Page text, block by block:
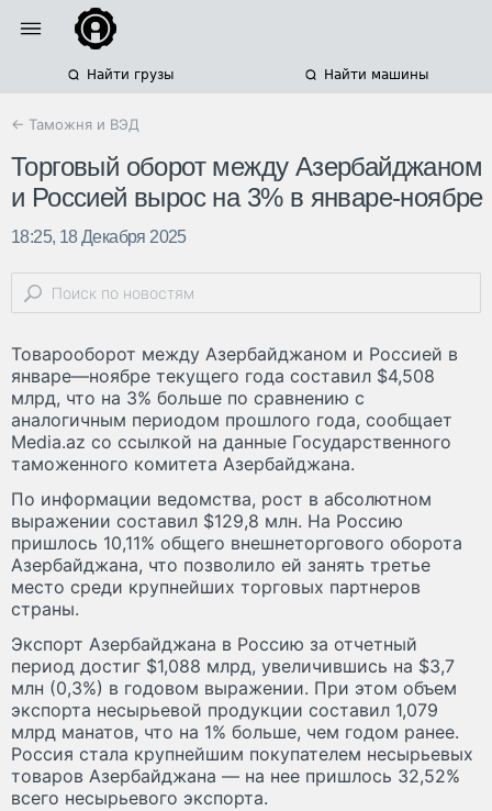
Найти грузы Найти машины
← Таможня и ВЭД
Торговый оборот между Азербайджаном
и Россией вырос на 3% в январе-ноябре
18:25, 18 Декабря 2025
Товарооборот между Азербайджаном и Россией в
январе—ноябре текущего года составил $4,508
млрд, что на 3% больше по сравнению с
аналогичным периодом прошлого года, сообщает
Media.az со ссылкой на данные Государственного
таможенного комитета Азербайджана.
По информации ведомства, рост в абсолютном
выражении составил $129,8 млн. На Россию
пришлось 10,11% общего внешнеторгового оборота
Азербайджана, что позволило ей занять третье
место среди крупнейших торговых партнеров
страны.
Экспорт Азербайджана в Россию за отчетный
период достиг $1,088 млрд, увеличившись на $3,7
млн (0,3%) в годовом выражении. При этом объем
экспорта несырьевой продукции составил 1,079
млрд манатов, что на 1% больше, чем годом ранее.
Россия стала крупнейшим покупателем несырьевых
товаров Азербайджана — на нее пришлось 32,52%
всего несырьевого экспорта.